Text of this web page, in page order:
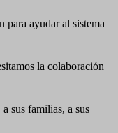
ayudar al sistema
la colaboración
sus familias, a sus